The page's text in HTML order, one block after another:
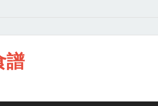
譜